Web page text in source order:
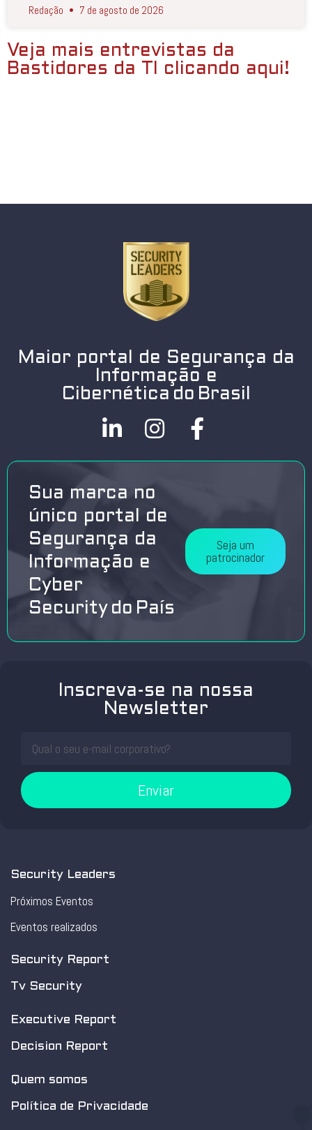
Redação 7 de agosto de 2026
Veja mais entrevistas da
Bastidores da TI clicando aqui!
Maior portal de Segurança da
Informação e
Cibernética do Brasil
Sua marca no
único portal de
Segurança da
Informação e
Cyber
Security do País
Seja um
patrocinador
Inscreva-se na nossa
Newsletter
Enviar
Security Leaders
Próximos Eventos
Eventos realizados
Security Report
Tv Security
Executive Report
Decision Report
Quem somos
Política de Privacidade